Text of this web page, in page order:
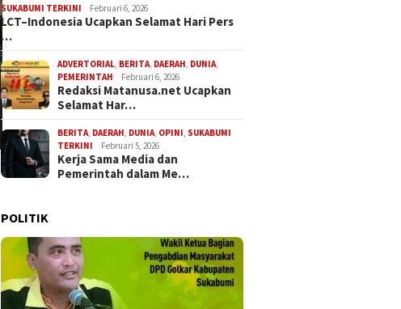
SUKABUMI TERKINI
Februari 6, 2026
LCT–Indonesia Ucapkan Selamat Hari Pers
…
ADVERTORIAL BERITA DAERAH DUNIA
PEMERINTAH
Februari 6, 2026
Redaksi Matanusa.net Ucapkan
Selamat Har…
BERITA DAERAH DUNIA OPINI SUKABUMI
TERKINI
Februari 5, 2026
Kerja Sama Media dan
Pemerintah dalam Me…
POLITIK